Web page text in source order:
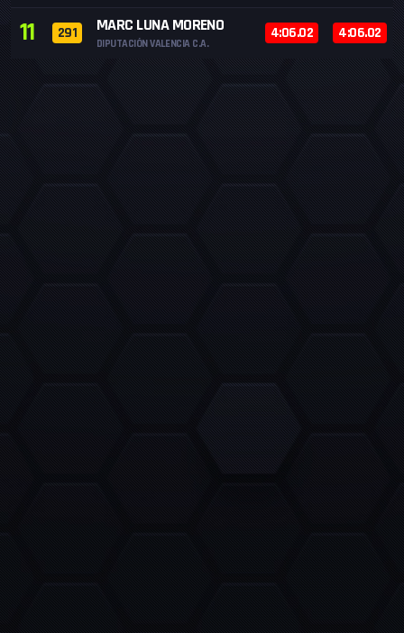
11 291 MARC LUNA MORENO
DIPUTACIÓN VALENCIA C.A.
4:06.02 4:06.02